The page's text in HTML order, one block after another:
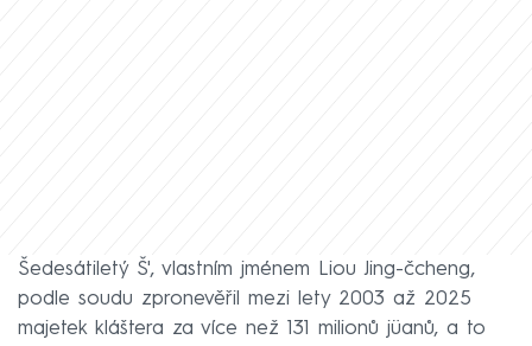
Šedesátiletý Š', vlastním jménem Liou Jing-čcheng,
podle soudu zpronevěřil mezi lety 2003 až 2025
majetek kláštera za více než 131 milionů jüanů, a to